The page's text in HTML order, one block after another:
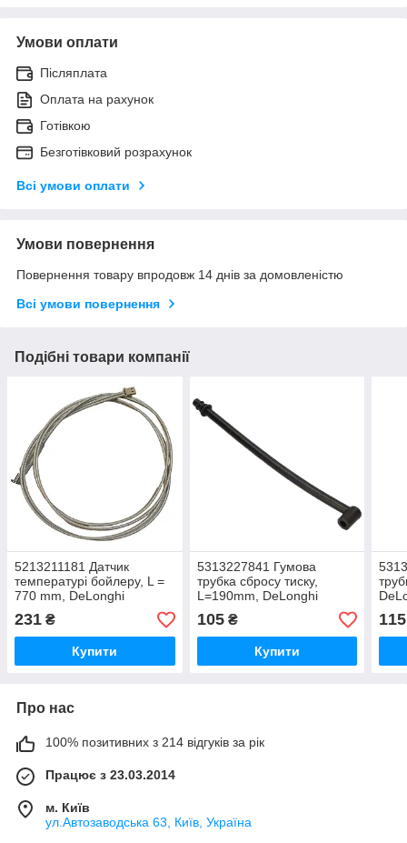
Умови оплати
Післяплата
Оплата на рахунок
Готівкою
Безготівковий розрахунок
Всі умови оплати
Умови повернення
Повернення товару впродовж 14 днів за домовленістю
Всі умови повернення
Подібні товари компанії
5213211181 Датчик
температурі бойлеру, L =
770 mm, DeLonghi
231 ₴
Купити
5313227841 Гумова
трубка сбросу тиску,
L=190mm, DeLonghi
105₴
Купити
Про нас
100% позитивних з 214 відгуків за рік
Працює з 23.03.2014
м. Київ
ул.Автозаводська 63, Київ, Україна